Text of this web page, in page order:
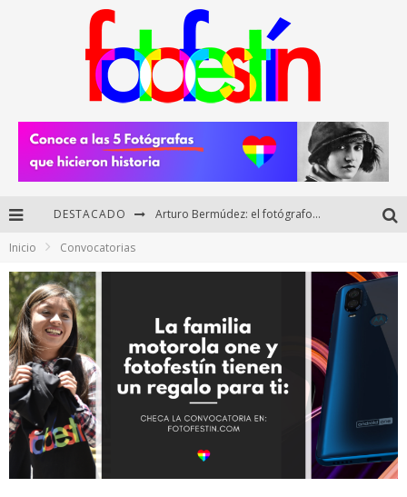
DESTACADO Arturo Bermúdez: el fotógrafo mexicano que brilló en los Premios HUAWEI XMAGE 2025
Inicio Convocatorias